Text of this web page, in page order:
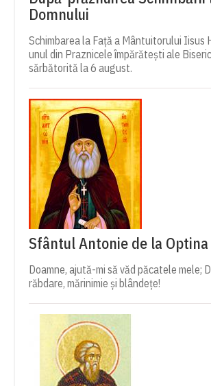
Domnului
Schimbarea la Față a Mântuitorului Iisus
unul din Praznicele împărătești ale
sărbătorită la 6 august.
Sfântul Antonie de la Optina
Doamne, ajută-mi să văd păcatele mele;
răbdare, mărinimie şi blândeţe!